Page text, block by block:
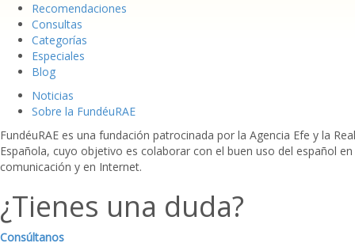
Recomendaciones
Consultas
Categorías
Especiales
Blog
Noticias
Sobre la FundéuRAE
FundéuRAE es una fundación patrocinada por la Agencia Efe y la
Española, cuyo objetivo es colaborar con el buen uso del español
comunicación y en Internet.
¿Tienes una duda?
Consúltanos